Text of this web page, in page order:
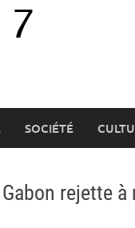
SOCIÉTÉ
rejette à